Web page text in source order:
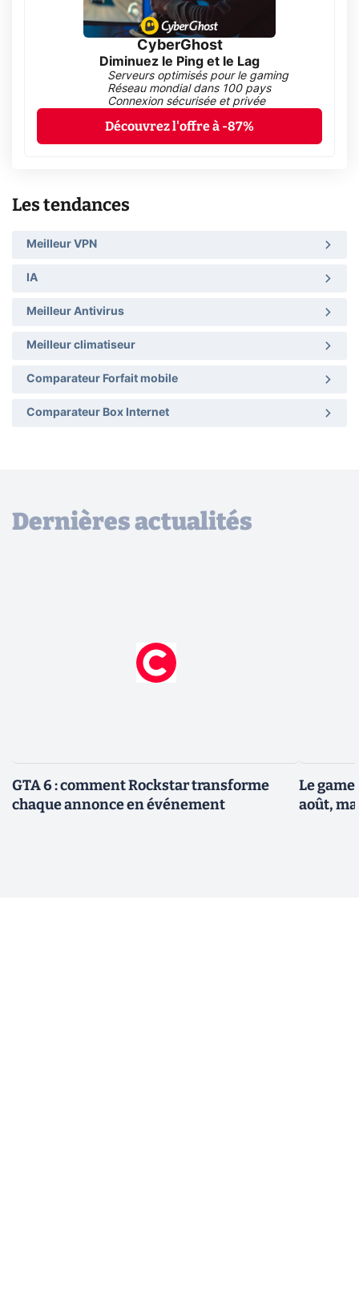
CyberGhost
Diminuez le Ping et le Lag
Serveurs optimisés pour le gaming
Réseau mondial dans 100 pays
Connexion sécurisée et privée
Découvrez l'offre à -87%
Les tendances
Meilleur VPN
IA
Meilleur Antivirus
Meilleur climatiseur
Comparateur Forfait mobile
Comparateur Box Internet
Dernières actualités
GTA 6 : comment Rockstar transforme
chaque annonce en événement
Le
août,